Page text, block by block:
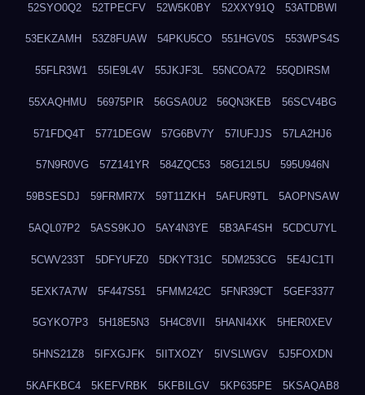
52SYO0Q2 52TPECFV 52W5K0BY 52XXY91Q 53ATDBWI
53EKZAMH 53Z8FUAW 54PKU5CO 551HGV0S 553WPS4S
55FLR3W1 55IE9L4V 55JKJF3L 55NCOA72 55QDIRSM
55XAQHMU 56975PIR 56GSA0U2 56QN3KEB 56SCV4BG
571FDQ4T 5771DEGW 57G6BV7Y 57IUFJJS 57LA2HJ6
57N9R0VG 57Z141YR 584ZQC53 58G12L5U 595U946N
59BSESDJ 59FRMR7X 59T11ZKH 5AFUR9TL 5AOPNSAW
5AQL07P2 5ASS9KJO 5AY4N3YE 5B3AF4SH 5CDCU7YL
5CWV233T 5DFYUFZ0 5DKYT31C 5DM253CG 5E4JC1TI
5EXK7A7W 5F447S51 5FMM242C 5FNR39CT 5GEF3377
5GYKO7P3 5H18E5N3 5H4C8VII 5HANI4XK 5HER0XEV
5HNS21Z8 5IFXGJFK 5IITXOZY 5IVSLWGV 5J5FOXDN
5KAFKBC4 5KEFVRBK 5KFBILGV 5KP635PE 5KSAQAB8